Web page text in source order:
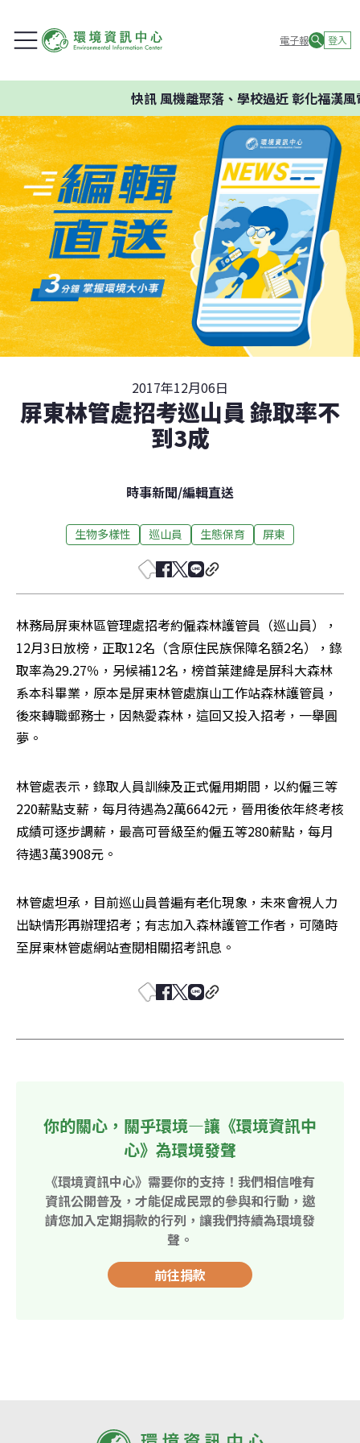
電子報 登入
快訊風機離聚落、學校過近 彰化福漢風
2017年12月06日
屏東林管處招考巡山員 錄取率不
到3成
時事新聞/編輯直送
生物多樣性 巡山員 生態保育 屏東
林務局屏東林區管理處招考約僱森林護管員（巡山員），
12月3日放榜，正取12名（含原住民族保障名額2名），錄
取率為29.27％，另候補12名，榜首葉建緯是屏科大森林
系本科畢業，原本是屏東林管處旗山工作站森林護管員，
後來轉職郵務士，因熱愛森林，這回又投入招考，一舉圓
夢。
林管處表示，錄取人員訓練及正式僱用期間，以約僱三等
220薪點支薪，每月待遇為2萬6642元，晉用後依年終考核
成績可逐步調薪，最高可晉級至約僱五等280薪點，每月
待遇3萬3908元。
林管處坦承，目前巡山員普遍有老化現象，未來會視人力
出缺情形再辦理招考；有志加入森林護管工作者，可隨時
至屏東林管處網站查閱相關招考訊息。
你的關心，關乎環境—讓《環境資訊中
心》為環境發聲
《環境資訊中心》需要你的支持！我們相信唯有
資訊公開普及，才能促成民眾的參與和行動，邀
請您加入定期捐款的行列，讓我們持續為環境發
聲。
前往捐款